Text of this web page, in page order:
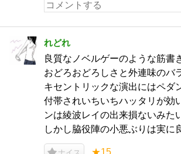
れどれ
良質なノベルゲーのような筋書
おどろおどろしさと外連味のバ
キセントリックな演出にはペダ
付帯されいちいちハッタリが効
ンは綾波レイの出来損ないみた
しかし脇役陣の小悪ぶりは実に
★15